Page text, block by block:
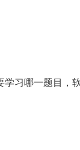
学习哪一题目，